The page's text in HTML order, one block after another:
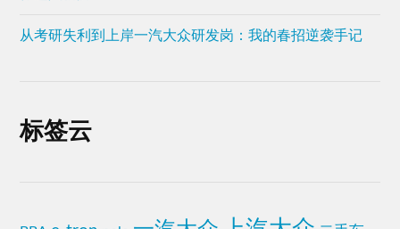
从考研失利到上岸一汽大众研发岗：我的春招逆袭手记
标签云